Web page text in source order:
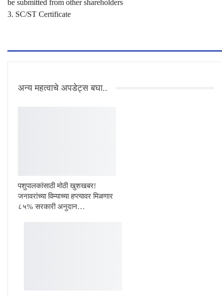
be submitted from other shareholders
3. SC/ST Certificate
अन्य महत्वाचे अपडेट्स बघा..
पशुपालकांसाठी मोठी खुशखबर!
जनावरांच्या विम्याच्या हप्त्यावर मिळणार
८५% सरकारी अनुदान…